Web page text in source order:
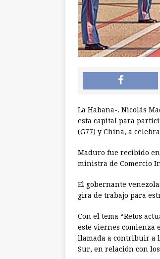
La Habana-. Nicolás
esta capital para
(G77) y China, a
Maduro fue recibido
ministra de Comercio
El gobernante
gira de trabajo para
Con el tema “Retos
este viernes comienza
llamada a contribuir a
Sur, en relación con